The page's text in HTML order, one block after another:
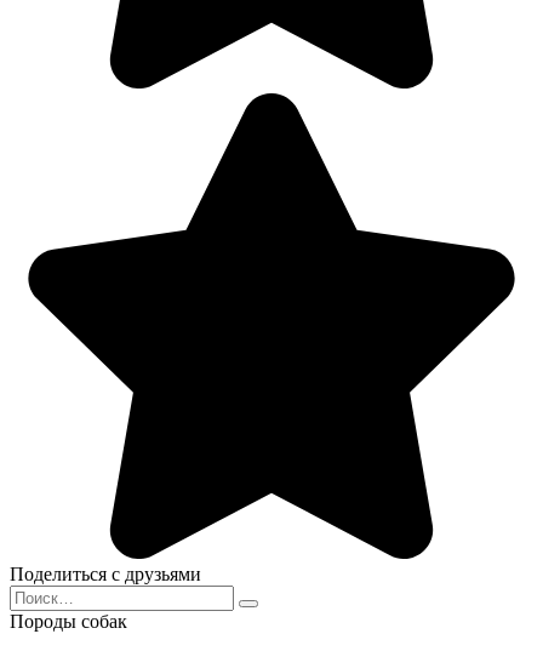
Поделиться с друзьями
Search
for:
Породы собак